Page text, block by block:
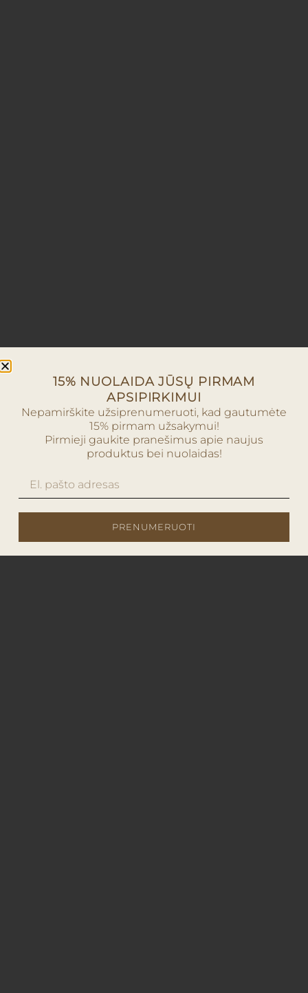
15% NUOLAIDA JŪSŲ PIRMAM
APSIPIRKIMUI
Nepamirškite užsiprenumeruoti, kad gautumėte
15% pirmam užsakymui!
Pirmieji gaukite pranešimus apie naujus
produktus bei nuolaidas!
PRENUMERUOTI